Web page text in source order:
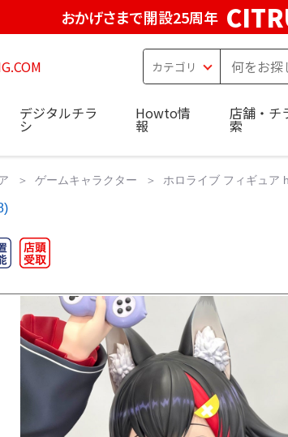
おかげさまで開設25周年
デジタルチラ
シ
Howto情
報
店舗・チ
索
ゲームキャラクター ホロライブ フィギュア